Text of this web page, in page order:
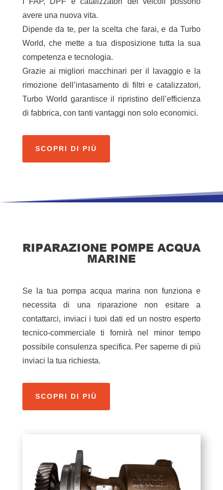
avere una nuova vita.
Dipende da te, per la scelta che farai, e da Turbo
World, che mette a tua disposizione tutta la sua
competenza e tecnologia.
Grazie ai migliori macchinari per il lavaggio e la
rimozione dell’intasamento di filtri e catalizzatori,
Turbo World garantisce il ripristino dell’efficienza
di fabbrica, con tanti vantaggi non solo economici.
SCOPRI DI PIÙ
RIPARAZIONE POMPE ACQUA
MARINE
Se la tua pompa acqua marina non funziona e
necessita di una riparazione non esitare a
contattarci, inviaci i tuoi dati ed un nostro esperto
tecnico-commerciale ti fornirà nel minor tempo
possibile consulenza specifica. Per saperne di più
inviaci la tua richiesta.
SCOPRI DI PIÙ